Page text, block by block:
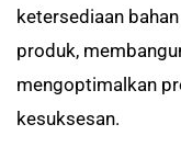
ketersediaan
produk,
mengoptimalkan
kesuksesan.